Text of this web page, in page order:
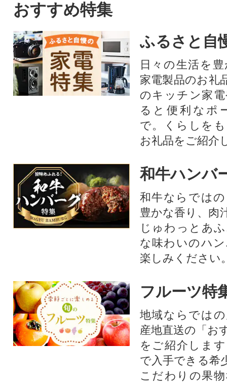
おすすめ特集
ふるさと自
日々の生活を
家電製品のお礼
のキッチン家
ると便利なポ
で。くらしを
お礼品をご紹介
和牛ハンバ
和牛ならでは
豊かな香り、肉
じゅわっとあ
な味わいのハ
楽しみください
フルーツ特
地域ならでは
産地直送の「お
をご紹介しま
で入手できる希
こだわりの果